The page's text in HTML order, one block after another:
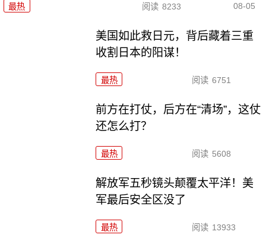
最热 阅读 8233 08-05
美国如此救日元，背后藏着三重
收割日本的阳谋！
最热 阅读 6751
前方在打仗，后方在“清场”，这仗
还怎么打？
最热 阅读 5608
解放军五秒镜头颠覆太平洋！美
军最后安全区没了
最热 阅读 13933